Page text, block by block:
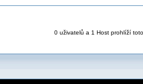
0 uživatelů a 1 Host prohlíží toto